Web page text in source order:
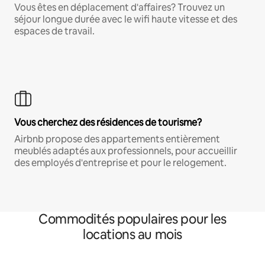
Vous êtes en déplacement d'affaires? Trouvez un
séjour longue durée avec le wifi haute vitesse et des
espaces de travail.
Vous cherchez des résidences de tourisme?
Airbnb propose des appartements entièrement
meublés adaptés aux professionnels, pour accueillir
des employés d'entreprise et pour le relogement.
Commodités populaires pour les
locations au mois